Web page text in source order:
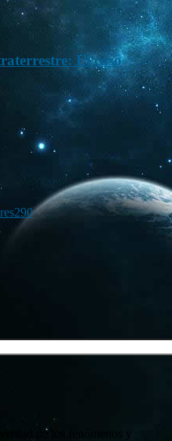
El caso
290
de los fenómenos y